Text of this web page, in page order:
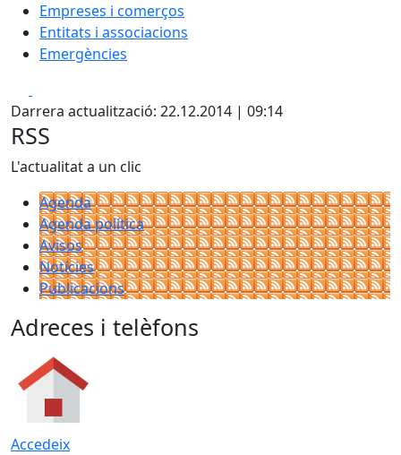
Empreses i comerços
Entitats i associacions
Emergències
Darrera actualització: 22.12.2014 | 09:14
RSS
L'actualitat a un clic
Agenda
Agenda política
Avisos
Notícies
Publicacions
Adreces i telèfons
Accedeix